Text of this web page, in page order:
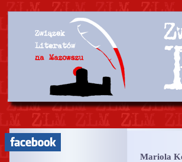
Mariola